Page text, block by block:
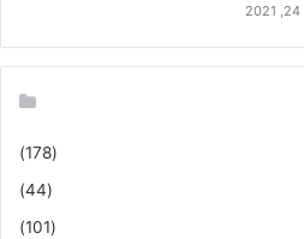
(178)
(44)
(101)